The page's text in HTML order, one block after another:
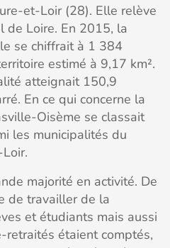
et-Loir (28). Elle relève
de Loire. En 2015, la
se chiffrait à 1 384
estimé à 9,17 km².
atteignait 150,9
En ce qui concerne la
Oisème se classait
les municipalités du
majorité en activité. De
de travailler de la
et étudiants mais aussi
étaient comptés,